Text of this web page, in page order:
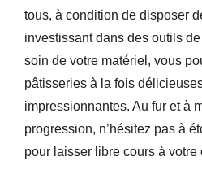
tous, à condition de disposer
investissant dans des outils
soin de votre matériel, vous
pâtisseries à la fois
impressionnantes. Au fur et à
progression, n’hésitez pas à
pour laisser libre cours à votre